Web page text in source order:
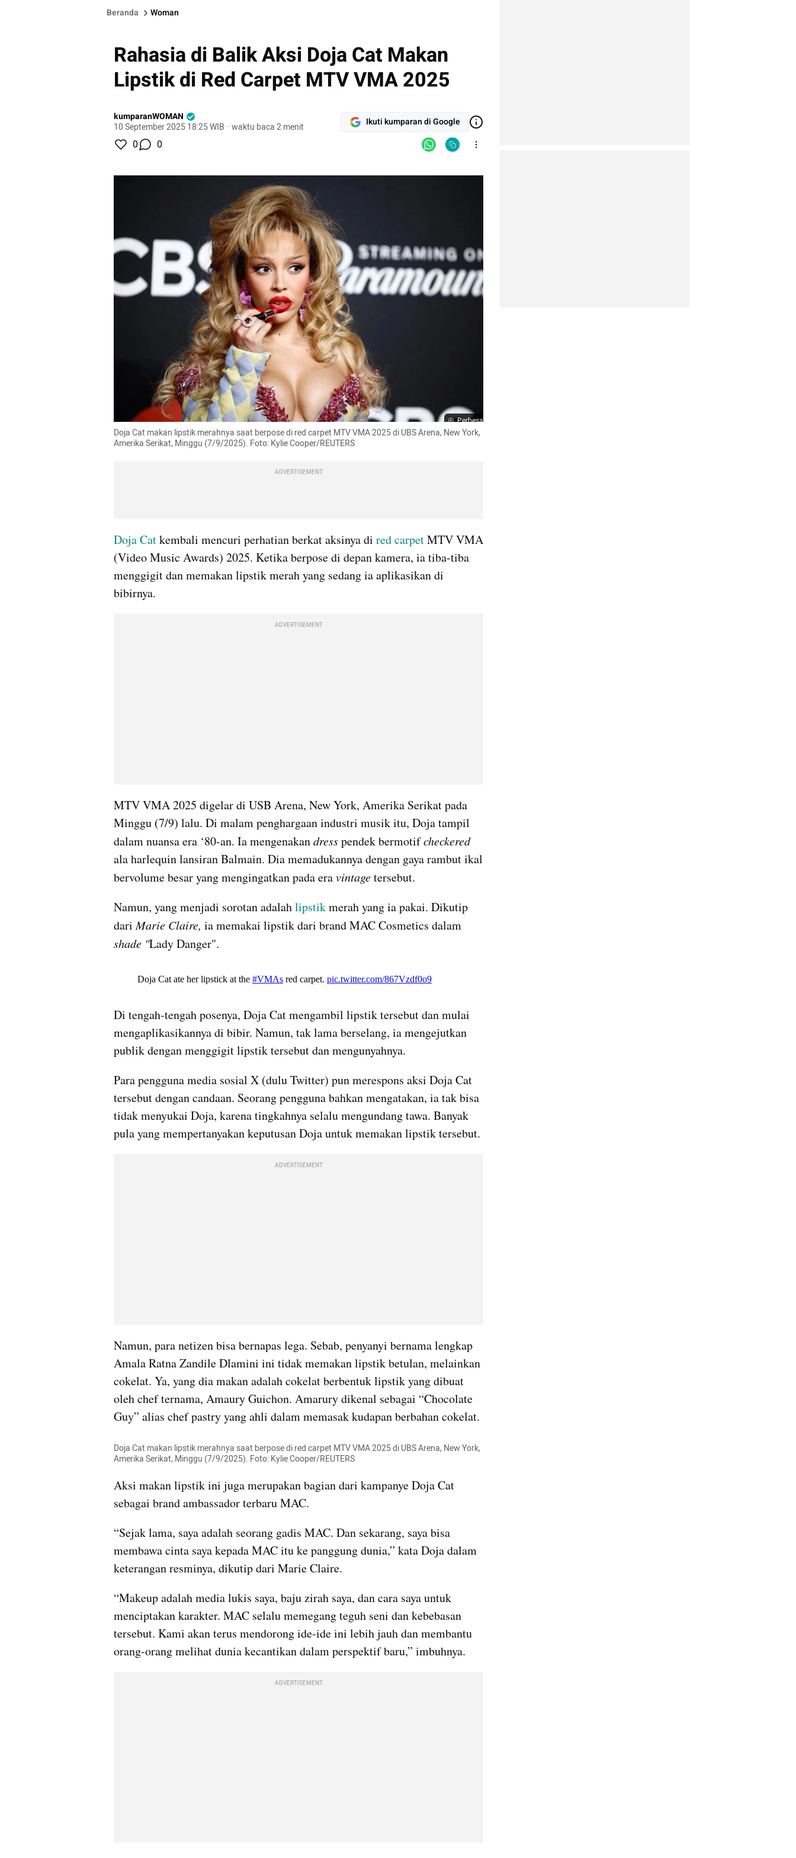
Beranda Woman
Rahasia di Balik Aksi Doja Cat Makan
Lipstik di Red Carpet MTV VMA 2025
kumparanWOMAN
10 September 2025 18:25 WIB · waktu baca 2 menit Ikuti kumparan di Google
0 0
Perbesar
Doja Cat makan lipstik merahnya saat berpose di red carpet MTV VMA 2025 di UBS Arena, New York,
Amerika Serikat, Minggu (7/9/2025). Foto: Kylie Cooper/REUTERS
ADVERTISEMENT
Doja Cat kembali mencuri perhatian berkat aksinya di red carpet MTV VMA
(Video Music Awards) 2025. Ketika berpose di depan kamera, ia tiba-tiba
menggigit dan memakan lipstik merah yang sedang ia aplikasikan di
bibirnya.
ADVERTISEMENT
MTV VMA 2025 digelar di USB Arena, New York, Amerika Serikat pada
Minggu (7/9) lalu. Di malam penghargaan industri musik itu, Doja tampil
dalam nuansa era ‘80-an. Ia mengenakan dress pendek bermotif checkered
ala harlequin lansiran Balmain. Dia memadukannya dengan gaya rambut ikal
bervolume besar yang mengingatkan pada era vintage tersebut.
Namun, yang menjadi sorotan adalah lipstik merah yang ia pakai. Dikutip
dari Marie Claire,
shade "Lady Danger".
X post embed
Di tengah-tengah posenya, Doja Cat mengambil lipstik tersebut dan mulai
mengaplikasikannya di bibir. Namun, tak lama berselang, ia mengejutkan
publik dengan menggigit lipstik tersebut dan mengunyahnya.
Para pengguna media sosial X (dulu Twitter) pun merespons aksi Doja Cat
tersebut dengan candaan. Seorang pengguna bahkan mengatakan, ia tak bisa
tidak menyukai Doja, karena tingkahnya selalu mengundang tawa. Banyak
pula yang mempertanyakan keputusan Doja untuk memakan lipstik tersebut.
ADVERTISEMENT
Namun, para netizen bisa bernapas lega. Sebab, penyanyi bernama lengkap
Amala Ratna Zandile Dlamini ini tidak memakan lipstik betulan, melainkan
cokelat. Ya, yang dia makan adalah cokelat berbentuk lipstik yang dibuat
oleh chef ternama, Amaury Guichon. Amarury dikenal sebagai “Chocolate
Guy” alias chef pastry yang ahli dalam memasak kudapan berbahan cokelat.
Doja Cat makan lipstik merahnya saat berpose di red carpet MTV VMA 2025 di UBS Arena, New York,
Amerika Serikat, Minggu (7/9/2025). Foto: Kylie Cooper/REUTERS
Aksi makan lipstik ini juga merupakan bagian dari kampanye Doja Cat
sebagai brand ambassador terbaru MAC.
“Sejak lama, saya adalah seorang gadis MAC. Dan sekarang, saya bisa
membawa cinta saya kepada MAC itu ke panggung dunia,” kata Doja dalam
keterangan resminya, dikutip dari Marie Claire.
“Makeup adalah media lukis saya, baju zirah saya, dan cara saya untuk
menciptakan karakter. MAC selalu memegang teguh seni dan kebebasan
tersebut. Kami akan terus mendorong ide-ide ini lebih jauh dan membantu
orang-orang melihat dunia kecantikan dalam perspektif baru,” imbuhnya.
ADVERTISEMENT